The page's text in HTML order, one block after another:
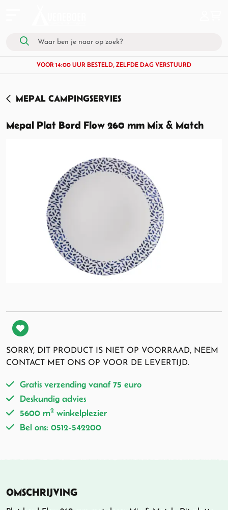
VOOR 14:00 UUR BESTELD, ZELFDE DAG VERSTUURD
MEPAL CAMPINGSERVIES
Mepal Plat Bord Flow 260 mm Mix & Match
SORRY, DIT PRODUCT IS NIET OP VOORRAAD, NEEM
CONTACT MET ONS OP VOOR DE LEVERTIJD.
Gratis verzending vanaf 75 euro
Deskundig advies
5600 m2 winkelplezier
Bel ons: 0512-542200
OMSCHRIJVING